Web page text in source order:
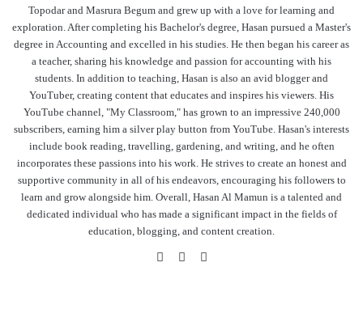
Topodar and Masrura Begum and grew up with a love for learning and
exploration. After completing his Bachelor's degree, Hasan pursued a Master's
degree in Accounting and excelled in his studies. He then began his career as
a teacher, sharing his knowledge and passion for accounting with his
students. In addition to teaching, Hasan is also an avid blogger and
YouTuber, creating content that educates and inspires his viewers. His
YouTube channel, "My Classroom," has grown to an impressive 240,000
subscribers, earning him a silver play button from YouTube. Hasan's interests
include book reading, travelling, gardening, and writing, and he often
incorporates these passions into his work. He strives to create an honest and
supportive community in all of his endeavors, encouraging his followers to
learn and grow alongside him. Overall, Hasan Al Mamun is a talented and
dedicated individual who has made a significant impact in the fields of
education, blogging, and content creation.
WebsiteFacebook